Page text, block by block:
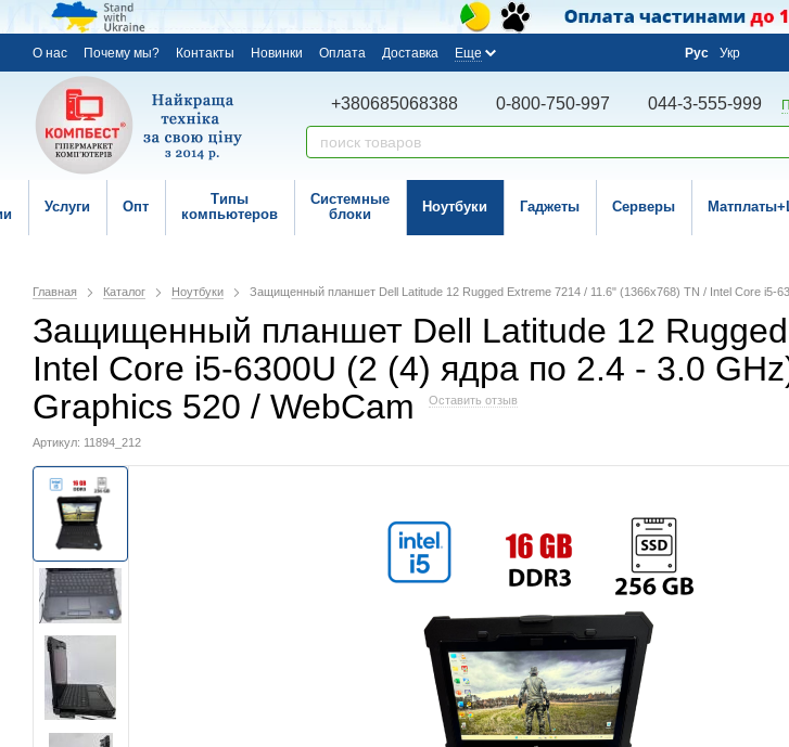
О нас Почему мы? Контакты Новинки Оплата Доставка Еще Рус Укр
+380685068388 0-800-750-997 044-3-555-999
Услуги Опт
Типы
компьютеров
Системные
блоки
Ноутбуки Гаджеты Серверы
Главная Каталог Ноутбуки Защищенный планшет Dell Latitude 12 Rugged Extreme 7214 / 11.6" (1366x768) TN / Intel Core i5-
Защищенный планшет Dell Latitude 12
Intel Core i5-6300U (2 (4) ядра по 2.4 - 3.0
Graphics 520 / WebCam
Оставить отзыв
Артикул: 11894_212